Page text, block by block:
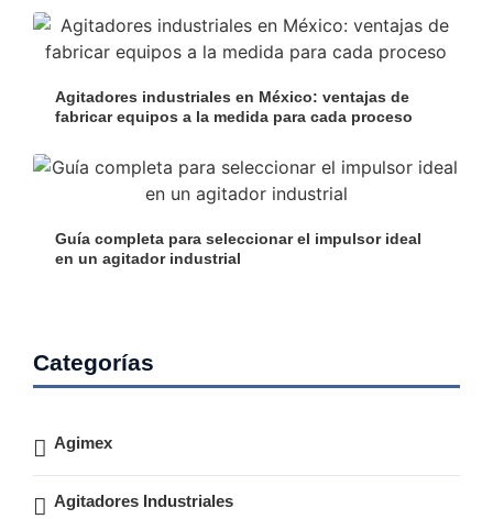
Agitadores industriales en México: ventajas de
fabricar equipos a la medida para cada proceso
Guía completa para seleccionar el impulsor ideal
en un agitador industrial
Categorías
Agimex
Agitadores Industriales